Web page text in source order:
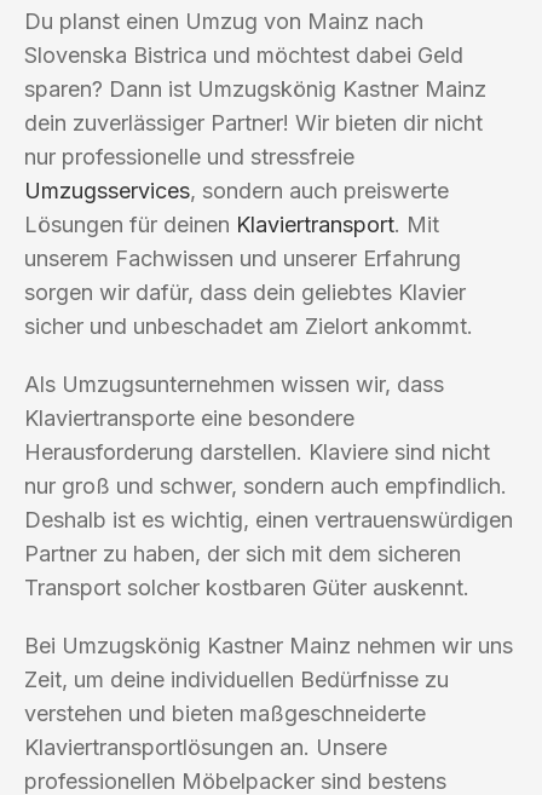
Du planst einen Umzug von Mainz nach
Slovenska Bistrica und möchtest dabei Geld
sparen? Dann ist Umzugskönig Kastner Mainz
dein zuverlässiger Partner! Wir bieten dir nicht
nur professionelle und stressfreie
Umzugsservices, sondern auch preiswerte
Lösungen für deinen Klaviertransport. Mit
unserem Fachwissen und unserer Erfahrung
sorgen wir dafür, dass dein geliebtes Klavier
sicher und unbeschadet am Zielort ankommt.
Als Umzugsunternehmen wissen wir, dass
Klaviertransporte eine besondere
Herausforderung darstellen. Klaviere sind nicht
nur groß und schwer, sondern auch empfindlich.
Deshalb ist es wichtig, einen vertrauenswürdigen
Partner zu haben, der sich mit dem sicheren
Transport solcher kostbaren Güter auskennt.
Bei Umzugskönig Kastner Mainz nehmen wir uns
Zeit, um deine individuellen Bedürfnisse zu
verstehen und bieten maßgeschneiderte
Klaviertransportlösungen an. Unsere
professionellen Möbelpacker sind bestens